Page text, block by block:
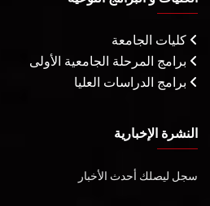
كليات الجامعة
برامج المرحلة الجامعية الأولى
برامج الدراسات العليا
النشرة الإخبارية
سجل ليصلك أحدث الأخبار